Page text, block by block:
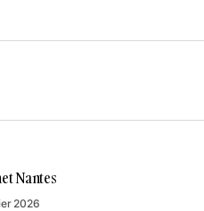
Nantes
2026